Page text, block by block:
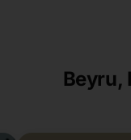
Beyru,